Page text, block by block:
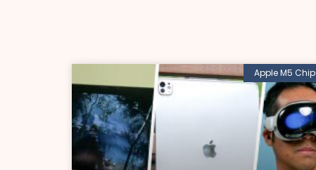
Apple M5 Chip